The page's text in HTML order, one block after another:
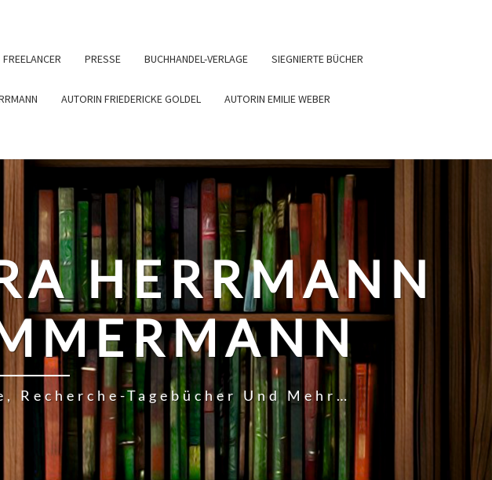
FREELANCER PRESSE BUCHHANDEL-VERLAGE SIEGNIERTE BÜCHER
AUTORIN FRIEDERICKE GOLDEL AUTORIN EMILIE WEBER
HERRMANN
Tagebücher Und Mehr…